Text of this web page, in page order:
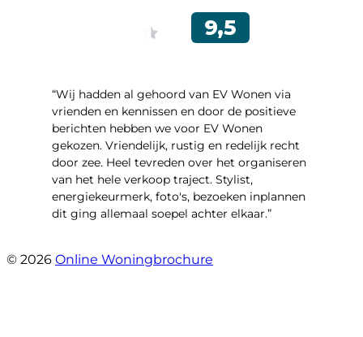
“Wij hadden al gehoord van EV Wonen via
vrienden en kennissen en door de positieve
berichten hebben we voor EV Wonen
gekozen. Vriendelijk, rustig en redelijk recht
door zee. Heel tevreden over het organiseren
van het hele verkoop traject. Stylist,
energiekeurmerk, foto's, bezoeken inplannen
dit ging allemaal soepel achter elkaar.”
© 2026 Online Woningbrochure